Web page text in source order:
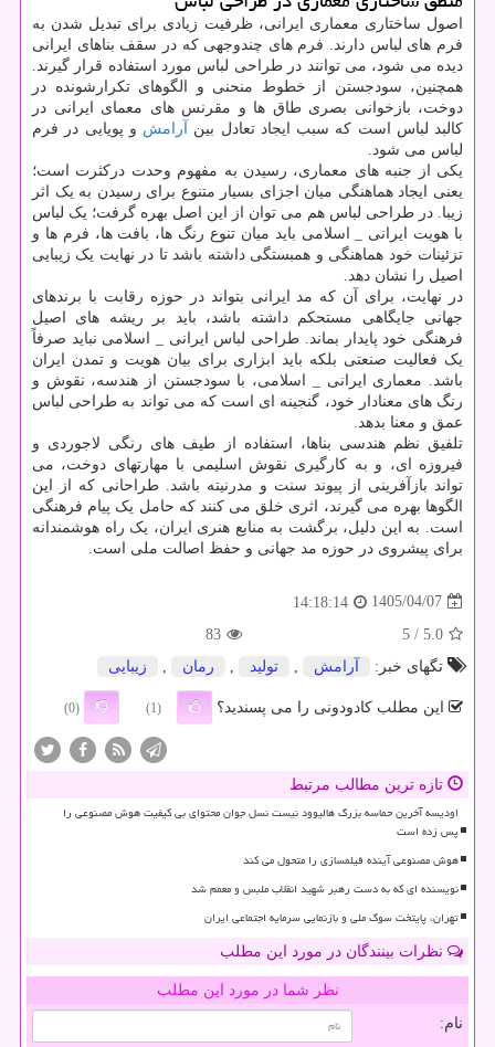
اصول ساختاری معماری ایرانی، ظرفیت زیادی برای تبدیل شدن به
فرم های لباس دارند. فرم های چندوجهی که در سقف بناهای ایرانی
دیده می شود، می توانند در طراحی لباس مورد استفاده قرار گیرند.
همچنین، سودجستن از خطوط منحنی و الگوهای تکرارشونده در
دوخت، بازخوانی بصری طاق ها و مقرنس های معمای ایرانی در
کالبد لباس است که سبب ایجاد تعادل بین
آرامش و پویایی در فرم
لباس می شود.
یکی از جنبه های معماری، رسیدن به مفهوم وحدت درکثرت است؛
یعنی ایجاد هماهنگی میان اجزای بسیار متنوع برای رسیدن به یک اثر
زیبا. در طراحی لباس هم می توان از این اصل بهره گرفت؛ یک لباس
با هویت ایرانی _ اسلامی باید میان تنوع رنگ ها، بافت ها، فرم ها و
تزئینات خود هماهنگی و همبستگی داشته باشد تا در نهایت یک زیبایی
اصیل را نشان دهد.
در نهایت، برای آن که مد ایرانی بتواند در حوزه رقابت با برندهای
جهانی جایگاهی مستحکم داشته باشد، باید بر ریشه های اصیل
فرهنگی خود پایدار بماند. طراحی لباس ایرانی _ اسلامی نباید صرفاً
یک فعالیت صنعتی بلکه باید ابزاری برای بیان هویت و تمدن ایران
باشد. معماری ایرانی _ اسلامی، با سودجستن از هندسه، نقوش و
رنگ های معنادار خود، گنجینه ای است که می تواند به طراحی لباس
عمق و معنا بدهد.
تلفیق نظم هندسی بناها، استفاده از طیف های رنگی لاجوردی و
فیروزه ای، و به کارگیری نقوش اسلیمی با مهارتهای دوخت، می
تواند بازآفرینی از پیوند سنت و مدرنیته باشد. طراحانی که از این
الگوها بهره می گیرند، اثری خلق می کنند که حامل یک پیام فرهنگی
است. به این دلیل، برگشت به منابع هنری ایران، یک راه هوشمندانه
برای پیشروی در حوزه مد جهانی و حفظ اصالت ملی است.
1405/04/07
14:18:14
5.0
/ 5
83
تگهای خبر:
آرامش , تولید , رمان , زیبایی
این مطلب کادودونی را می پسندید؟ (1)
(0)
تازه ترین مطالب مرتبط
اودیسه آخرین حماسه بزرگ هالیوود نیست نسل جوان محتوای بی کیفیت هوش مصنوعی را
پس زده است
هوش مصنوعی آینده فیلمسازی را متحول می کند
نویسنده ای که به دست رهبر شهید انقلاب ملبس و معمم شد
تهران، پایتخت سوگ ملی و بازنمایی سرمایه اجتماعی ایران
نظرات بینندگان در مورد این مطلب
نظر شما در مورد این مطلب
نام: